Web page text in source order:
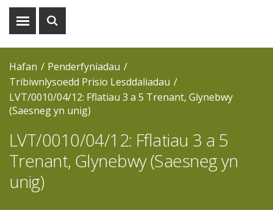
DangosDangos
Hafan
Penderfyniadau
Tribiwnlysoedd Prisio Lesddaliadau
LVT/0010/04/12: Fflatiau 3 a 5 Trenant, Glynebwy
(Saesneg yn unig)
LVT/0010/04/12: Fflatiau 3 a 5
Trenant, Glynebwy (Saesneg yn
unig)